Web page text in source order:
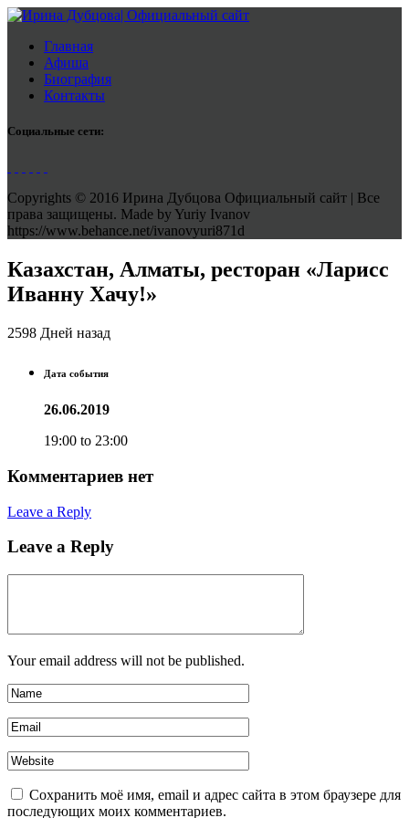
Главная
Афиша
Биография
Контакты
Социальные сети:
Copyrights © 2016 Ирина Дубцова Официальный сайт | Все
права защищены. Made by Yuriy Ivanov
https://www.behance.net/ivanovyuri871d
Казахстан, Алматы, ресторан «Ларисс
Иванну Хачу!»
2598 Дней назад
Дата события
26.06.2019
19:00 to 23:00
Комментариев нет
Leave a Reply
Leave a Reply
Your email address will not be published.
Сохранить моё имя, email и адрес сайта в этом браузере для
последующих моих комментариев.